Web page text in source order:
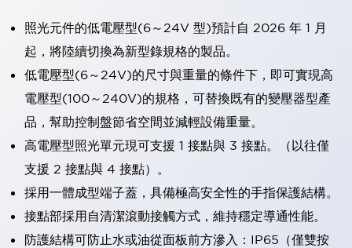
照光元件的低電壓型(6～24V 型)預計自 2026 年 1 月
起，將陸續切換為新型錄規格的製品。
低電壓型(6～24V)的尺寸與重量的條件下，即可實現高
電壓型(100～240V)的規格，可替換既有的變壓器型產
品，幫助控制盤節省空間並減輕設備重量。
高電壓型照光單元現可支援 1 接點與 3 接點。（以往僅
支援 2 接點與 4 接點）。
採用一體成型端子蓋，具備極高安全性的手指保護結構。
接點部採用自清潔滾動接觸方式，維持穩定導通性能。
防護結構可防止水或油從面板前方滲入：IP65（僅雙按